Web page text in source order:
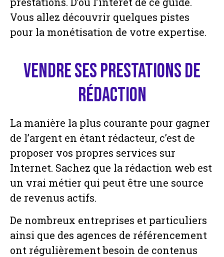
Vous allez découvrir quelques pistes
pour la monétisation de votre expertise.
Vendre ses prestations de
rédaction
La manière la plus courante pour gagner
de l’argent en étant rédacteur, c’est de
proposer vos propres services sur
Internet. Sachez que la rédaction web est
un vrai métier qui peut être une source
de revenus actifs.
De nombreux entreprises et particuliers
ainsi que des agences de référencement
ont régulièrement besoin de contenus